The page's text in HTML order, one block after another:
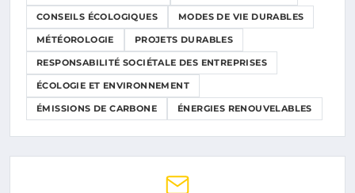
CONSEILS ÉCOLOGIQUES MODES DE VIE DURABLES
MÉTÉOROLOGIE PROJETS DURABLES
RESPONSABILITÉ SOCIÉTALE DES ENTREPRISES
ÉCOLOGIE ET ENVIRONNEMENT
ÉMISSIONS DE CARBONE ÉNERGIES RENOUVELABLES